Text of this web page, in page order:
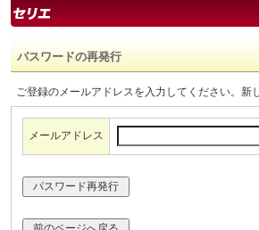
パスワードの再発行
ご登録のメールアドレスを入力してください。
メールアドレス